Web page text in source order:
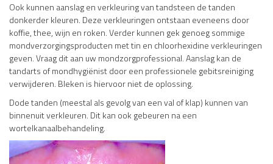
Ook kunnen aanslag en verkleuring van tandsteen de tanden
donkerder kleuren. Deze verkleuringen ontstaan eveneens door
koffie, thee, wijn en roken. Verder kunnen gek genoeg sommige
mondverzorgingsproducten met tin en chloorhexidine verkleuringen
geven. Vraag dit aan uw mondzorgprofessional. Aanslag kan de
tandarts of mondhygiënist door een professionele gebitsreiniging
verwijderen. Bleken is hiervoor niet de oplossing.
Dode tanden (meestal als gevolg van een val of klap) kunnen van
binnenuit verkleuren. Dit kan ook gebeuren na een
wortelkanaalbehandeling.